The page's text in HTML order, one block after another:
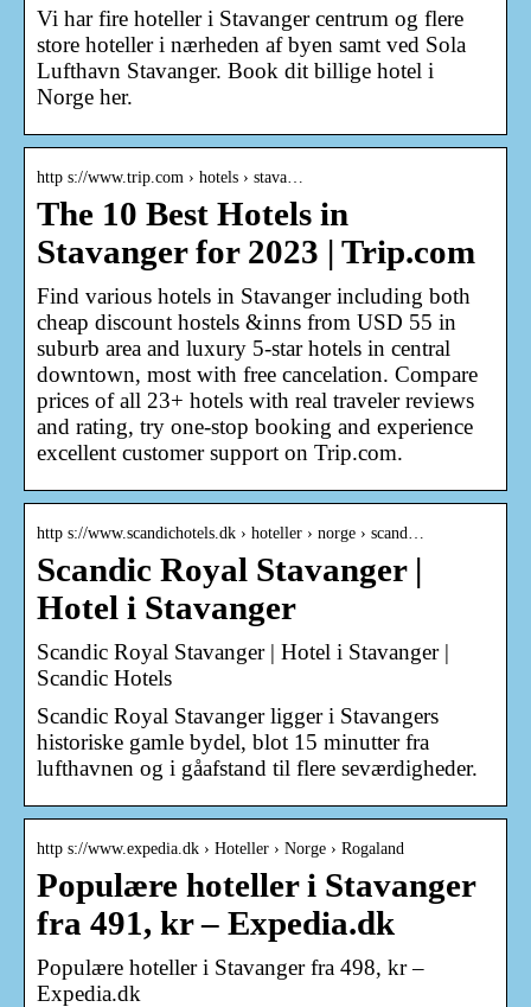
Vi har fire hoteller i Stavanger centrum og flere
store hoteller i nærheden af byen samt ved Sola
Lufthavn Stavanger. Book dit billige hotel i
Norge her.
http s://www.trip.com › hotels › stava…
The 10 Best Hotels in
Stavanger for 2023 | Trip.com
Find various hotels in Stavanger including both
cheap discount hostels &inns from USD 55 in
suburb area and luxury 5-star hotels in central
downtown, most with free cancelation. Compare
prices of all 23+ hotels with real traveler reviews
and rating, try one-stop booking and experience
excellent customer support on Trip.com.
http s://www.scandichotels.dk › hoteller › norge › scand…
Scandic Royal Stavanger |
Hotel i Stavanger
Scandic Royal Stavanger | Hotel i Stavanger |
Scandic Hotels
Scandic Royal Stavanger ligger i Stavangers
historiske gamle bydel, blot 15 minutter fra
lufthavnen og i gåafstand til flere seværdigheder.
http s://www.expedia.dk › Hoteller › Norge › Rogaland
Populære hoteller i Stavanger
fra 491, kr – Expedia.dk
Populære hoteller i Stavanger fra 498, kr –
Expedia.dk